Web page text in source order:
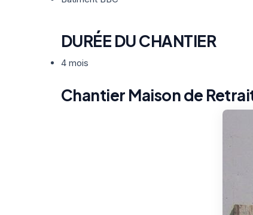
DURÉE DU CHANTIER
4 mois
Chantier Maison de